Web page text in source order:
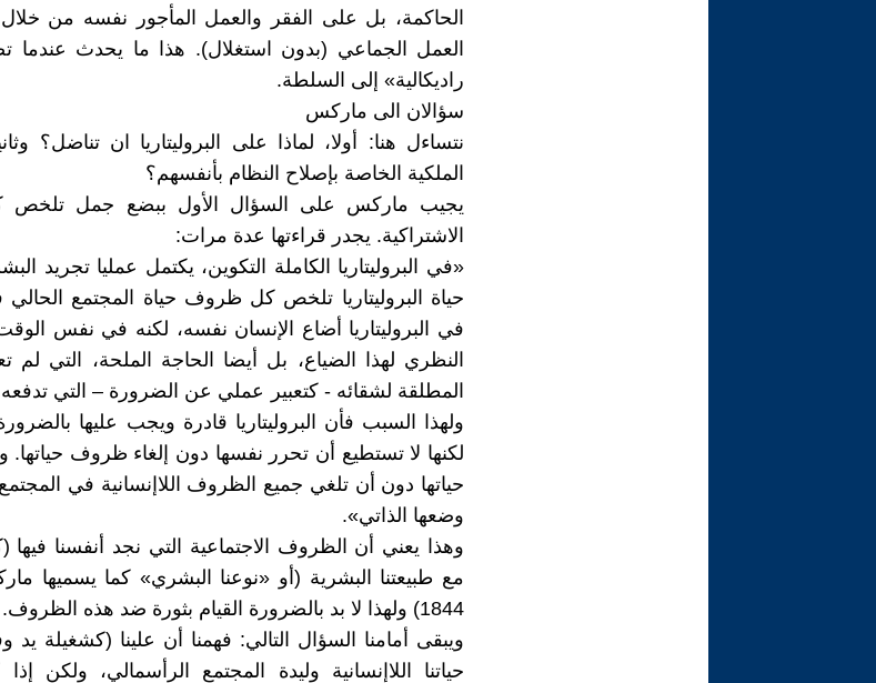
الحاكمة، بل على الفقر والعمل المأجور نفسه من
العمل الجماعي (بدون استغلال). هذا ما يحدث
راديكالية» إلى السلطة.
سؤالان الى ماركس
نتساءل هنا: أولا، لماذا على البروليتاريا ان تناضل؟
الملكية الخاصة بإصلاح النظام بأنفسهم؟
يجيب ماركس على السؤال الأول ببضع جمل تلخص
الاشتراكية. يجدر قراءتها عدة مرات:
«في البروليتاريا الكاملة التكوين، يكتمل عمليا تجريد
حياة البروليتاريا تلخص كل ظروف حياة المجتمع
في البروليتاريا أضاع الإنسان نفسه، لكنه في نفس
النظري لهذا الضياع، بل أيضا الحاجة الملحة، التي لم
المطلقة لشقائه - كتعبير عملي عن الضرورة – التي
ولهذا السبب فأن البروليتاريا قادرة ويجب عليها
لكنها لا تستطيع أن تحرر نفسها دون إلغاء ظروف
حياتها دون أن تلغي جميع الظروف اللاإنسانية في
وضعها الذاتي».
وهذا يعني أن الظروف الاجتماعية التي نجد أنفسنا
مع طبيعتنا البشرية (أو «نوعنا البشري» كما
1844) ولهذا لا بد بالضرورة القيام بثورة ضد هذه الظروف.
ويبقى أمامنا السؤال التالي: فهمنا أن علينا (كشغيلة
حياتنا اللاإنسانية وليدة المجتمع الرأسمالي، ولكن